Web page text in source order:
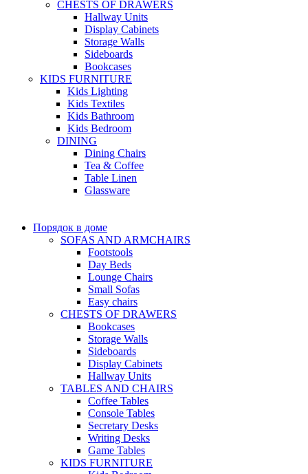
CHESTS OF DRAWERS
Hallway Units
Display Cabinets
Storage Walls
Sideboards
Bookcases
KIDS FURNITURE
Kids Lighting
Kids Textiles
Kids Bathroom
Kids Bedroom
DINING
Dining Chairs
Tea & Coffee
Table Linen
Glassware
Порядок в доме
SOFAS AND ARMCHAIRS
Footstools
Day Beds
Lounge Chairs
Small Sofas
Easy chairs
CHESTS OF DRAWERS
Bookcases
Storage Walls
Sideboards
Display Cabinets
Hallway Units
TABLES AND CHAIRS
Coffee Tables
Console Tables
Secretary Desks
Writing Desks
Game Tables
KIDS FURNITURE